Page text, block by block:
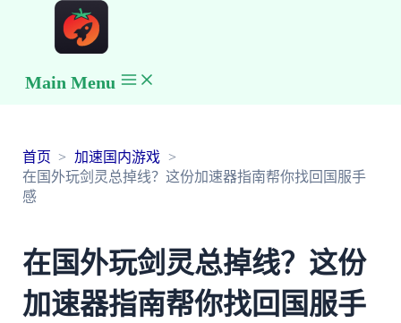
Main Menu
首页
加速国内游戏
在国外玩剑灵总掉线？这份加速器指南帮你找回国服手
感
在国外玩剑灵总掉线？这份
加速器指南帮你找回国服手